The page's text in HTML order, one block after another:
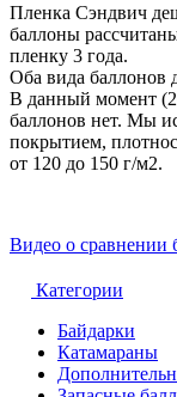
Пленка Сэндвич
баллоны
пленку 3 года.
Оба вида баллонов
В данный момент
баллонов нет. Мы
покрытием,
от 120 до 150 г/м2.
Видео о сравнении
Категории
Байдарки
Катамараны